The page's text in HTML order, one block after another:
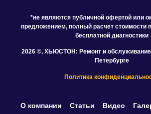
*не являются публичной офертой или
предложением, полный расчет стоимости
бесплатной диагностики
2026 ©, ХЬЮСТОН: Ремонт и обслуживание
Петербурге
Политика
О компании Статьи Видео